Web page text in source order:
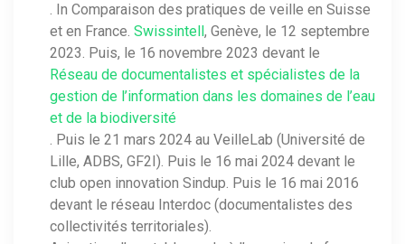
. In Comparaison des pratiques de veille en Suisse
et en France. Swissintell, Genève, le 12 septembre
2023. Puis, le 16 novembre 2023 devant le
Réseau de documentalistes et spécialistes de la
gestion de l’information dans les domaines de l’eau
et de la biodiversité
. Puis le 21 mars 2024 au VeilleLab (Université de
Lille, ADBS, GF2I). Puis le 16 mai 2024 devant le
club open innovation Sindup. Puis le 16 mai 2016
devant le réseau Interdoc (documentalistes des
collectivités territoriales).